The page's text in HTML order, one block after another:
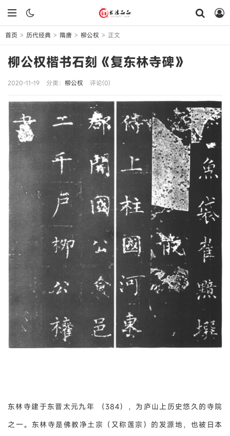
首页 > 历代经典 > 隋唐 > 柳公权 > 正文
柳公权楷书石刻《复东林寺碑》
2020-11-19 分类： 柳公权 评论(0)
东林寺建于东晋太元九年 （384），为庐山上历史悠久的寺院
之一。东林寺是佛教净土宗（又称莲宗）的发源地，也被日本